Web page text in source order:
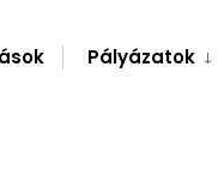
Pályázatok